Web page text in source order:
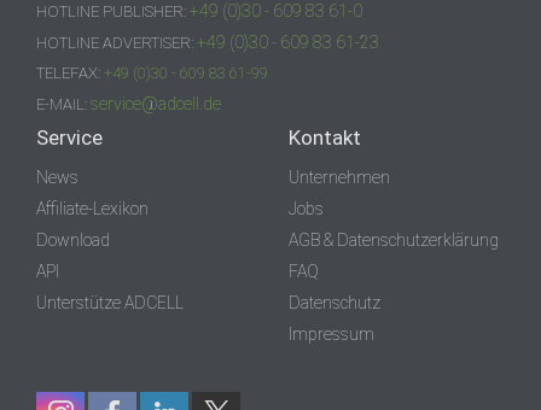
HOTLINE PUBLISHER: +49 (0)30 - 609 83 61-0
HOTLINE ADVERTISER: +49 (0)30 - 609 83 61-23
TELEFAX: +49 (0)30 - 609 83 61-99
E-MAIL: service@adcell.de
Service
News
Affiliate-Lexikon
Download
API
Unterstütze ADCELL
Kontakt
Unternehmen
Jobs
AGB & Datenschutzerklärung
FAQ
Datenschutz
Impressum